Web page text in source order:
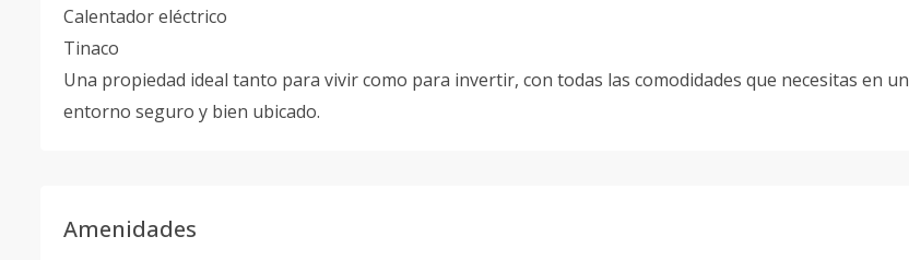
Calentador eléctrico
Tinaco
Una propiedad ideal tanto para vivir como para invertir, con todas las comodidades que necesitas en un
entorno seguro y bien ubicado.
Amenidades